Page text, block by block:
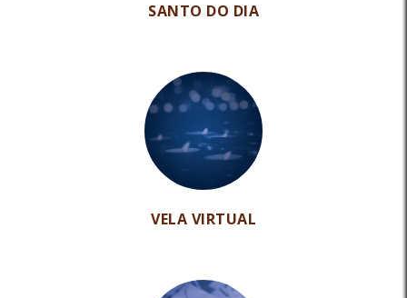
SANTO DO DIA
VELA VIRTUAL